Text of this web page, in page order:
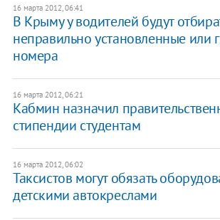
16 марта 2012, 06:41
В Крыму у водителей будут
неправильно установленные или
номера
16 марта 2012, 06:21
Кабмин назначил
стипендии студентам
16 марта 2012, 06:02
Таксистов могут обязать
детскими автокреслами